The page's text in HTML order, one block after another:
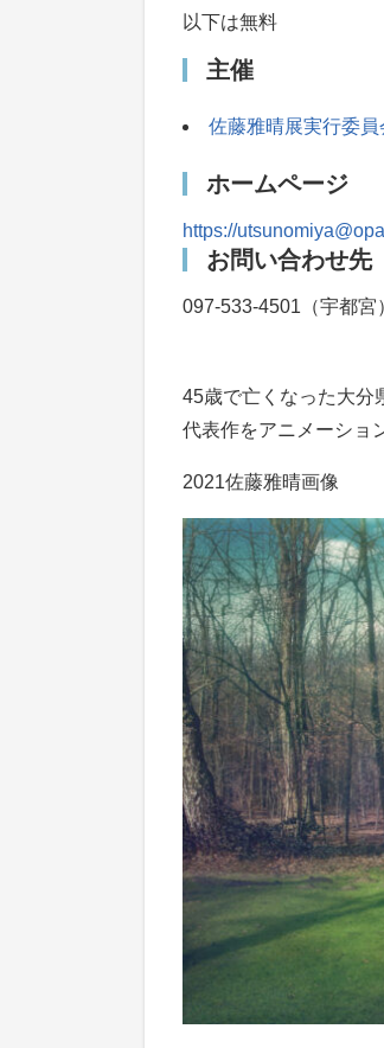
以下は無料
主催
佐藤雅晴展実行委
ホームページ
https://
お問い合わせ先
097-533-4501（宇都宮
45歳で亡くなった大分
代表作をアニメーショ
2021佐藤雅晴画像